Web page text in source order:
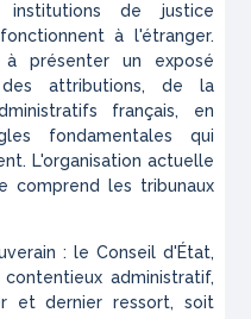
institutions de justice
à l'étranger.
à présenter un exposé
des attributions, de la
français, en
fondamentales qui
L'organisation actuelle
comprend les tribunaux
: le Conseil d'État,
administratif,
et dernier ressort, soit